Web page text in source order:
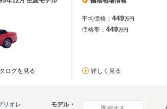
ログを見る
平均価格： 449万円
価格帯： 449万円
詳しく見る
リオレ
モデル・